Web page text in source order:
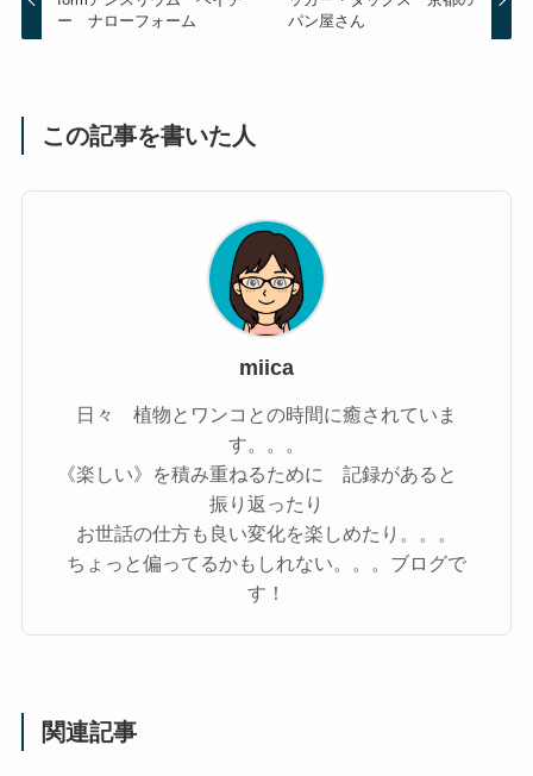
ー ナローフォーム
パン屋さん
この記事を書いた人
miica
日々 植物とワンコとの時間に癒されていま
す。。。
《楽しい》を積み重ねるために 記録があると
振り返ったり
お世話の仕方も良い変化を楽しめたり。。。
ちょっと偏ってるかもしれない。。。ブログで
す！
関連記事